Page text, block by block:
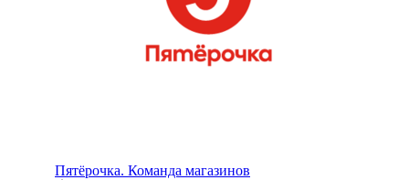
Пятёрочка. Команда магазинов